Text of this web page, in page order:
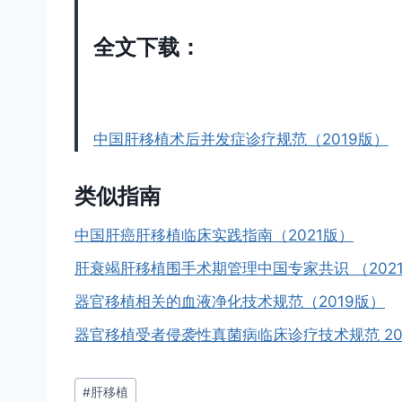
全文下载：
中国肝移植术后并发症诊疗规范（2019版）
类似指南
中国肝癌肝移植临床实践指南（2021版）
肝衰竭肝移植围手术期管理中国专家共识 （2021
器官移植相关的血液净化技术规范（2019版）
器官移植受者侵袭性真菌病临床诊疗技术规范
文
#肝移植